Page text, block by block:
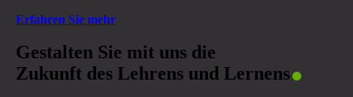
Erfahren Sie mehr
Gestalten Sie mit uns die
Zukunft des Lehrens und Lernens.